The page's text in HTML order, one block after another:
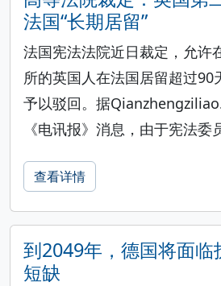
法国“长期居留”
法国宪法法院近日裁定，允许
所的英国人在法国居留超过90
予以驳回。据
《电讯报》消息，由于宪法委
查看详情
到2049年，德国将面临
短缺